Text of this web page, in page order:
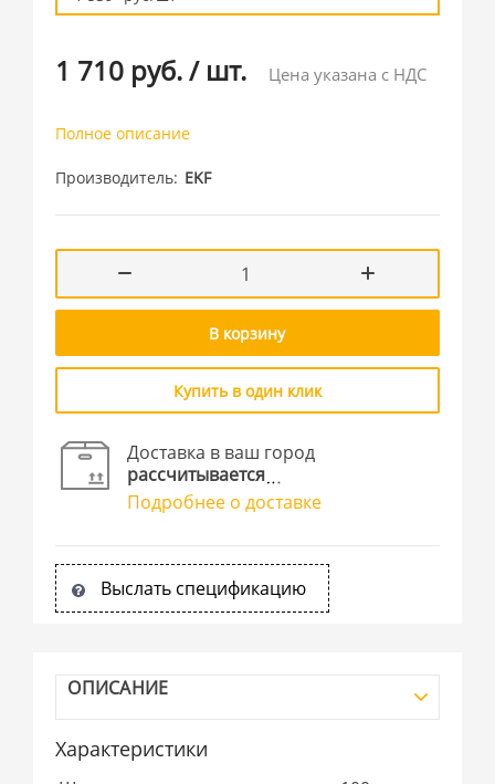
1 710 руб./ шт. Цена указана с НДС
Полное описание
Производитель EKF
В корзину
Купить в один клик
Доставка в ваш город
рассчитывается
Подробнее о доставке
Выслать спецификацию
ОПИСАНИЕ
Характеристики